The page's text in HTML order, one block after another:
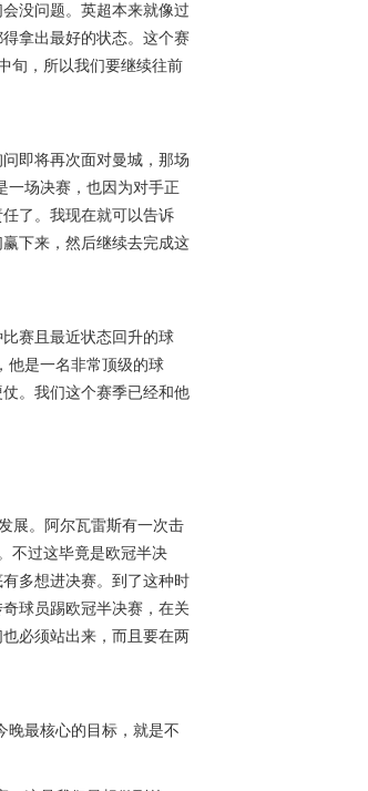
没问题。英超本来就像过
拿出最好的状态。这个赛
旬，所以我们要继续往前
即将再次面对曼城，那场
一场决赛，也因为对手正
了。我现在就可以告诉
下来，然后继续去完成这
赛且最近状态回升的球
他是一名非常顶级的球
。我们这个赛季已经和他
展。阿尔瓦雷斯有一次击
不过这毕竟是欧冠半决
多想进决赛。到了这种时
球员踢欧冠半决赛，在关
必须站出来，而且要在两
晚最核心的目标，就是不